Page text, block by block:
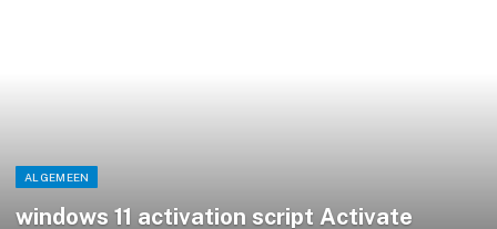
ALGEMEEN
windows 11 activation script Activate